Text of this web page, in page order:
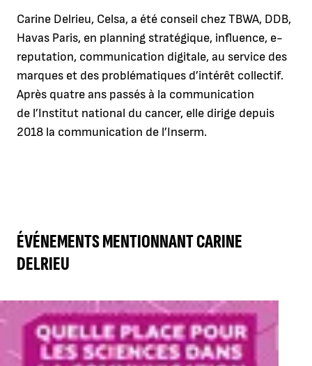
Carine Delrieu, Celsa, a été conseil chez TBWA, DDB,
Havas Paris, en planning stratégique, influence, e-
reputation, communication digitale, au service des
marques et des problématiques d’intérêt collectif.
Après quatre ans passés à la communication
de l’Institut national du cancer, elle dirige depuis
2018 la communication de l’Inserm.
ÉVÉNEMENTS MENTIONNANT CARINE
DELRIEU